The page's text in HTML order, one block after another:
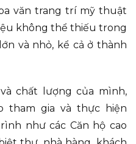
văn trang trí mỹ thuật
không thể thiếu trong
và nhỏ, kể cả ở thành
chất lượng của mình,
tham gia và thực hiện
như các Căn hộ cao